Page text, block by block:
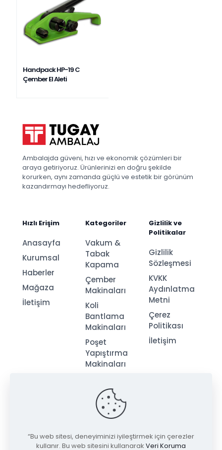
Handpack HP-19 C
Çember El Aleti
Ambalajda güveni, hızı ve ekonomik çözümleri bir
araya getiriyoruz. Ürünlerinizi en doğru şekilde
korurken, aynı zamanda güçlü ve estetik bir görünüm
kazandırmayı hedefliyoruz.
Hızlı Erişim
Anasayfa
Kurumsal
Haberler
Mağaza
İletişim
Kategoriler
Vakum &
Tabak
Kapama
Çember
Makinaları
Koli
Bantlama
Makinaları
Poşet
Yapıştırma
Makinaları
Makinaları
Gizlilik ve
Politikalar
Gizlilik
Sözleşmesi
KVKK
Aydınlatma
Metni
Çerez
Politikası
İletişim
“Bu web sitesi, deneyiminizi iyileştirmek için çerezler
kullanır. Bu web sitesini kullanarak Veri Koruma